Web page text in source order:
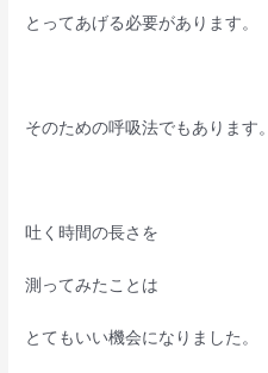
とってあげる必要があります。
そのための呼吸法でもあります。
吐く時間の長さを
測ってみたことは
とてもいい機会になりました。